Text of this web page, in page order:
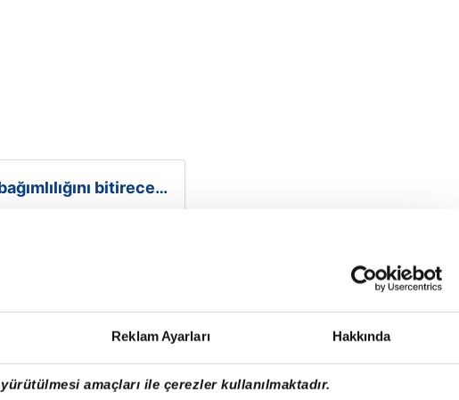
Reklam Ayarları Hakkında
amaçları ile çerezler kullanılmaktadır.
bitirecek